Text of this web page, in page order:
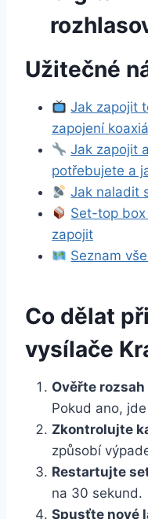
Užitečné
Jak zapojit
zapojení
Jak zapojit
potřebujete a
Jak naladit
Set-top box
zapojit
Seznam
Co dělat
vysílače
Ověřte rozsah
Pokud ano,
Zkontrolujte
způsobí
Restartujte
na 30 sekund.
Spusťte nové